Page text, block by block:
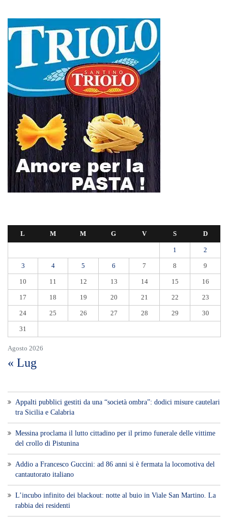
Agosto 2026
L M M G V S D
1 2
3 4 5 6 7 8 9
10 11 12 13 14 15 16
17 18 19 20 21 22 23
24 25 26 27 28 29 30
31
« Lug
Appalti pubblici gestiti da una “società ombra”: dodici misure cautelari
tra Sicilia e Calabria
Messina proclama il lutto cittadino per il primo funerale delle vittime
del crollo di Pistunina
Addio a Francesco Guccini: ad 86 anni si è fermata la locomotiva del
cantautorato italiano
L’incubo infinito dei blackout: notte al buio in Viale San Martino. La
rabbia dei residenti